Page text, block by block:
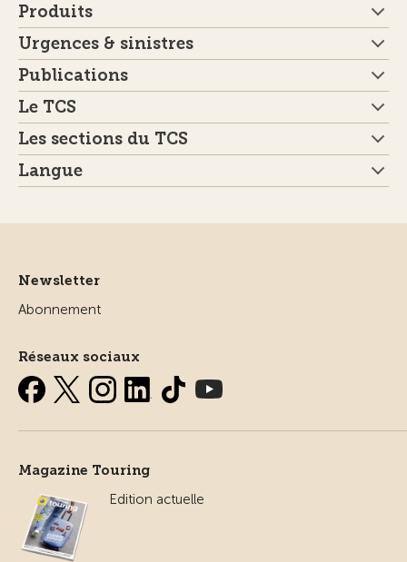
Produits
Urgences & sinistres
Publications
Le TCS
Les sections du TCS
Langue
Newsletter
Abonnement
Réseaux sociaux
Magazine Touring
Edition actuelle